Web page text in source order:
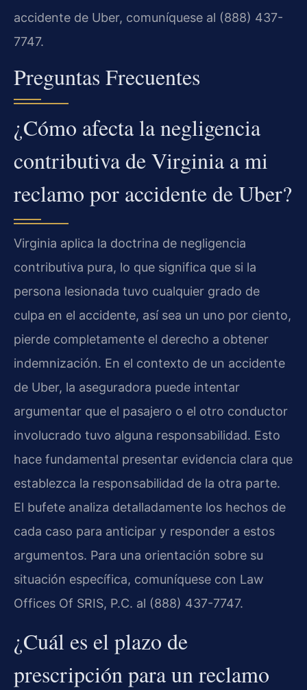
accidente de Uber, comuníquese al (888) 437-
7747.
Preguntas Frecuentes
¿Cómo afecta la negligencia
contributiva de Virginia a mi
reclamo por accidente de Uber?
Virginia aplica la doctrina de negligencia
contributiva pura, lo que significa que si la
persona lesionada tuvo cualquier grado de
culpa en el accidente, así sea un uno por ciento,
pierde completamente el derecho a obtener
indemnización. En el contexto de un accidente
de Uber, la aseguradora puede intentar
argumentar que el pasajero o el otro conductor
involucrado tuvo alguna responsabilidad. Esto
hace fundamental presentar evidencia clara que
establezca la responsabilidad de la otra parte.
El bufete analiza detalladamente los hechos de
cada caso para anticipar y responder a estos
argumentos. Para una orientación sobre su
situación específica, comuníquese con Law
Offices Of SRIS, P.C. al (888) 437-7747.
¿Cuál es el plazo de
prescripción para un reclamo